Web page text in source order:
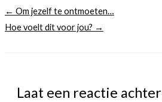
← Om jezelf te ontmoeten…
Hoe voelt dit voor jou? →
Laat een reactie achter